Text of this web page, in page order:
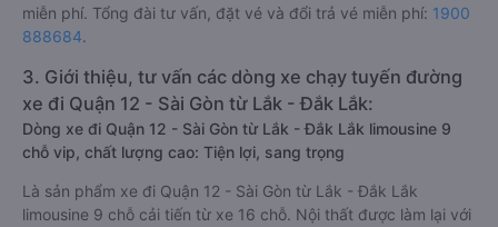
miễn phí. Tổng đài tư vấn, đặt vé và đổi trả vé miễn phí: 1900
888684.
3. Giới thiệu, tư vấn các dòng xe chạy tuyến đường
xe đi Quận 12 - Sài Gòn từ Lắk - Đắk Lắk:
Dòng xe đi Quận 12 - Sài Gòn từ Lắk - Đắk Lắk limousine 9
chỗ vip, chất lượng cao: Tiện lợi, sang trọng
Là sản phẩm xe đi Quận 12 - Sài Gòn từ Lắk - Đắk Lắk
limousine 9 chỗ cải tiến từ xe 16 chỗ. Nội thất được làm lại với